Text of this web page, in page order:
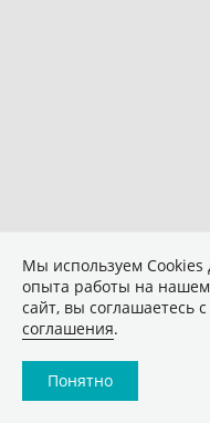
Мы используем Сookies
опыта работы на нашем
сайт, вы соглашаетесь
соглашения.
Понятно